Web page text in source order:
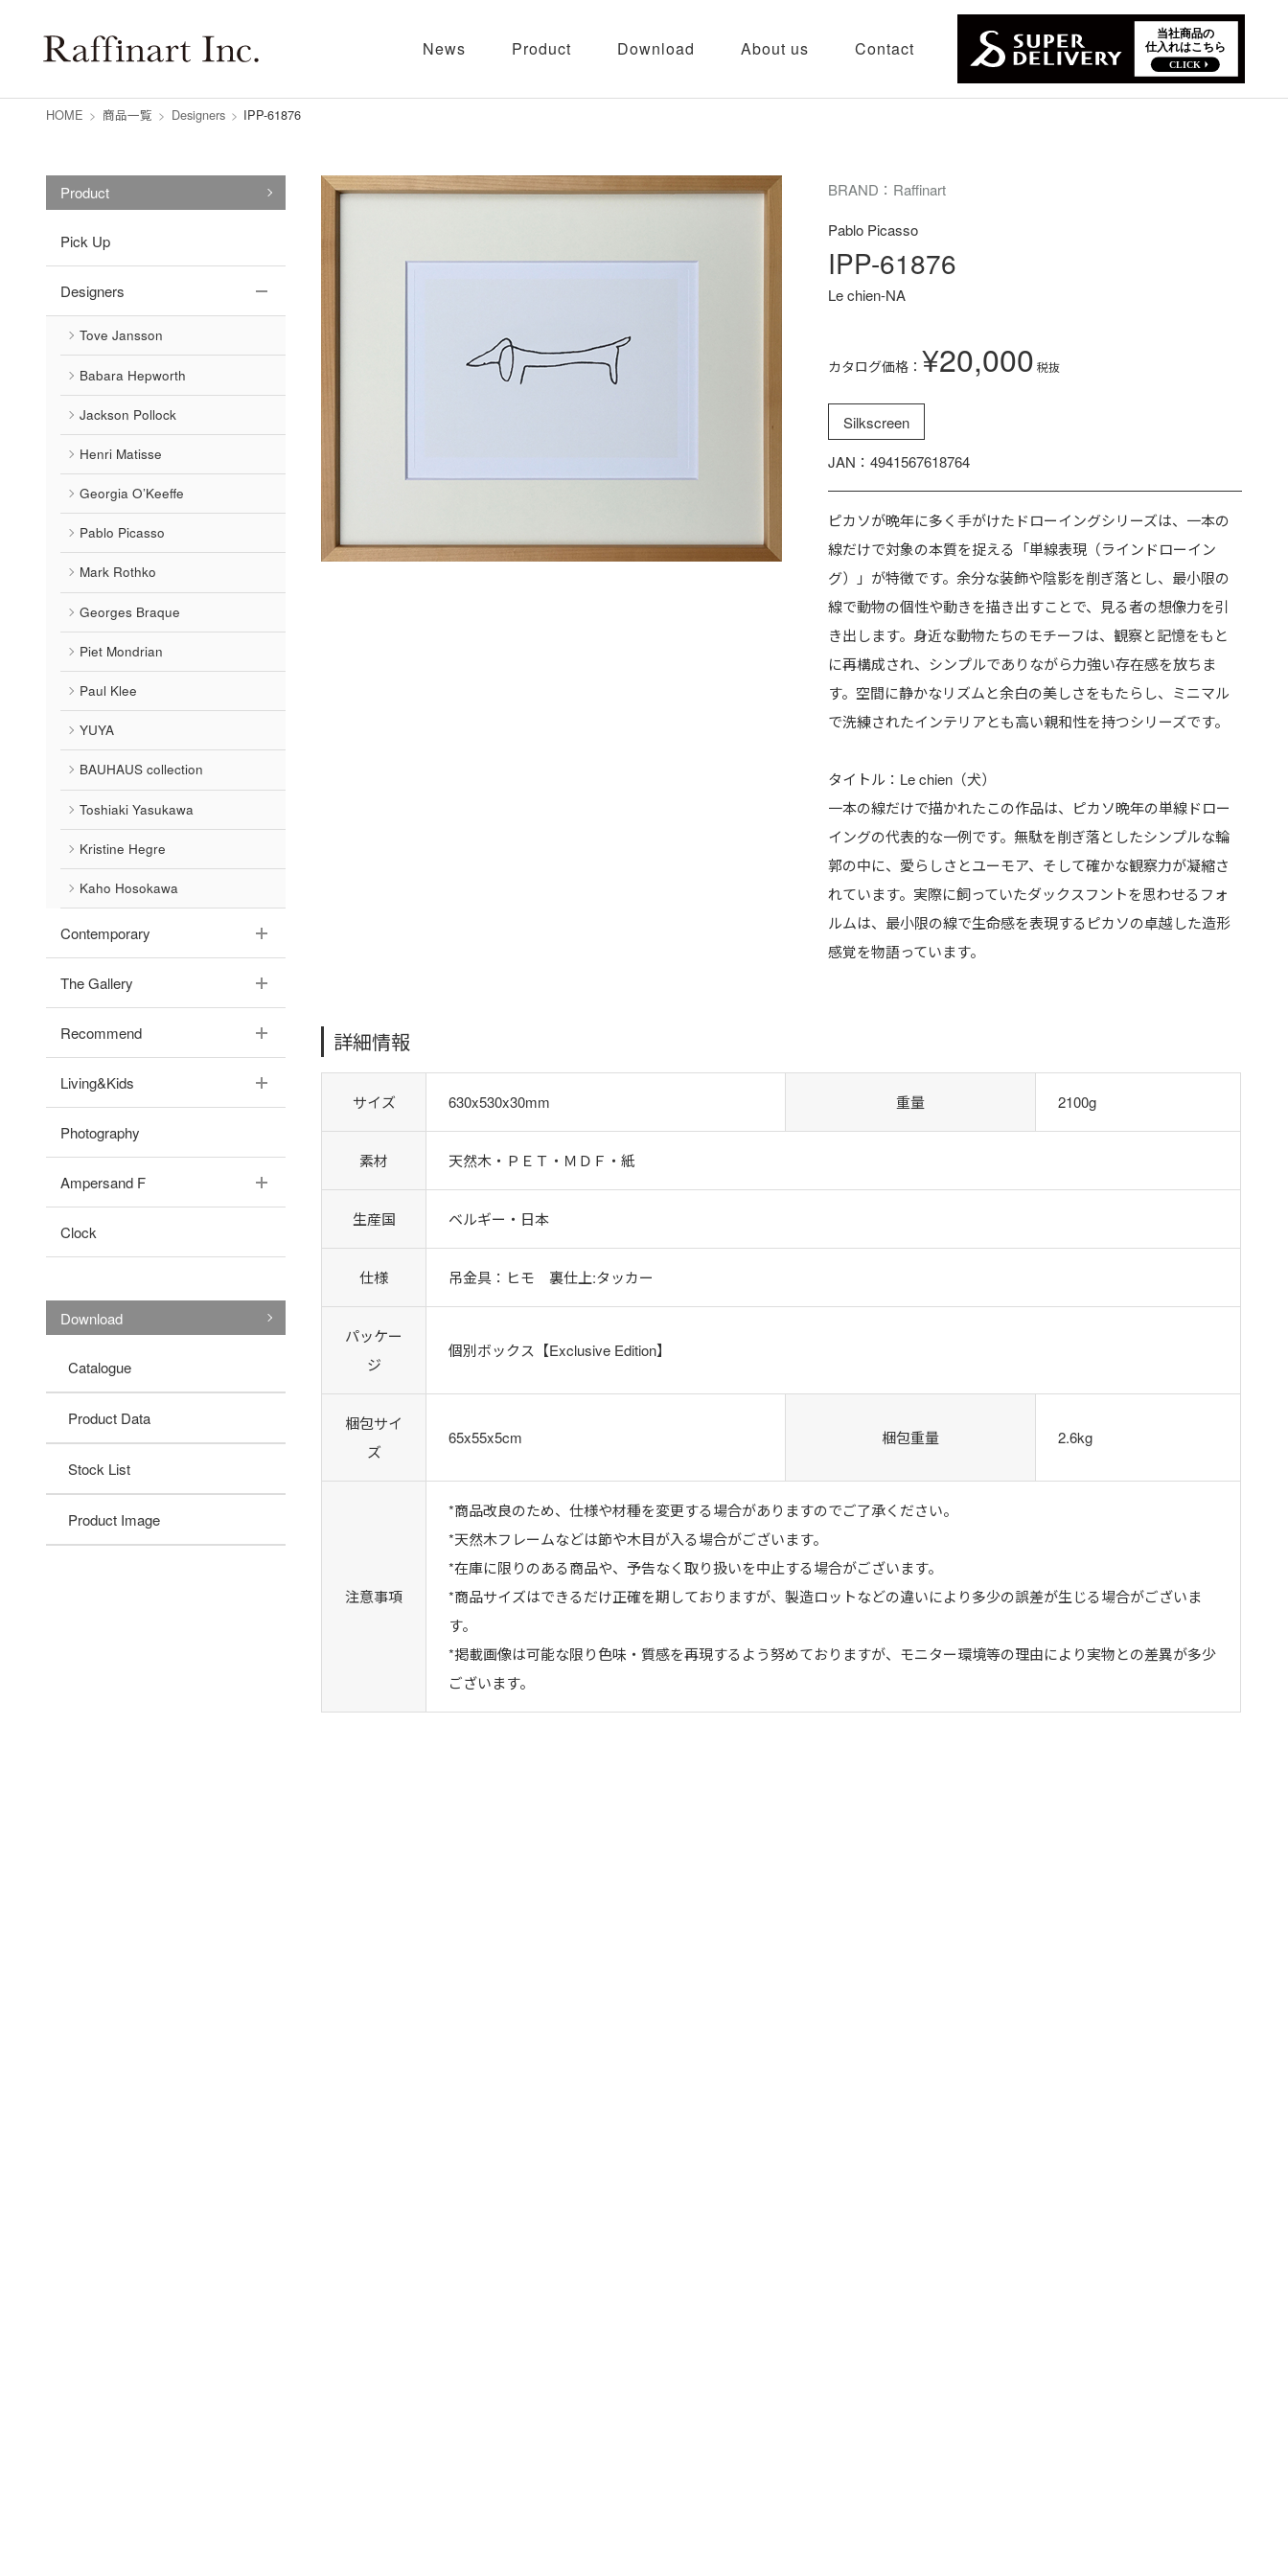
News Product Download About us Contact
HOME > 商品一覧 > Designers > IPP-61876
Product
Pick Up
Designers
Tove Jansson
Babara Hepworth
Jackson Pollock
Henri Matisse
Georgia O’Keeffe
Pablo Picasso
Mark Rothko
Georges Braque
Piet Mondrian
Paul Klee
YUYA
BAUHAUS collection
Toshiaki Yasukawa
Kristine Hegre
Kaho Hosokawa
Contemporary
The Gallery
Recommend
Living&Kids
Photography
Ampersand F
Clock
Download
Catalogue
Product Data
Stock List
Product Image
BRAND：Raffinart
Pablo Picasso
IPP-61876
Le chien-NA
カタログ価格： ¥20,000 税抜
Silkscreen
JAN：4941567618764
ピカソが晩年に多く手がけたドローイングシリーズは、一本の
線だけで対象の本質を捉える「単線表現（ラインドローイン
グ）」が特徴です。余分な装飾や陰影を削ぎ落とし、最小限の
線で動物の個性や動きを描き出すことで、見る者の想像力を引
き出します。身近な動物たちのモチーフは、観察と記憶をもと
に再構成され、シンプルでありながら力強い存在感を放ちま
す。空間に静かなリズムと余白の美しさをもたらし、ミニマル
で洗練されたインテリアとも高い親和性を持つシリーズです。
タイトル：Le chien（犬）
一本の線だけで描かれたこの作品は、ピカソ晩年の単線ドロー
イングの代表的な一例です。無駄を削ぎ落としたシンプルな輪
郭の中に、愛らしさとユーモア、そして確かな観察力が凝縮さ
れています。実際に飼っていたダックスフントを思わせるフォ
ルムは、最小限の線で生命感を表現するピカソの卓越した造形
感覚を物語っています。
詳細情報
サイズ 630x530x30mm 重量 2100g
素材 天然木・ＰＥＴ・ＭＤＦ・紙
生産国 ベルギー・日本
仕様 吊金具：ヒモ 裏仕上:タッカー
パッケー
ジ
個別ボックス【Exclusive Edition】
梱包サイ
ズ
65x55x5cm 梱包重量 2.6kg
注意事項
*商品改良のため、仕様や材種を変更する場合がありますのでご了承ください。
*天然木フレームなどは節や木目が入る場合がございます。
*在庫に限りのある商品や、予告なく取り扱いを中止する場合がございます。
*商品サイズはできるだけ正確を期しておりますが、製造ロットなどの違いにより多少の誤差が生じる場合がございま
す。
*掲載画像は可能な限り色味・質感を再現するよう努めておりますが、モニター環境等の理由により実物との差異が多少
ございます。